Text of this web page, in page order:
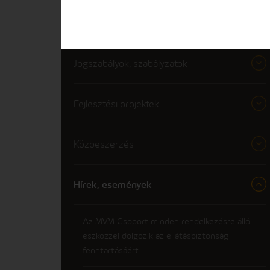
Jogszabályok, szabályzatok
Fejlesztési projektek
Közbeszerzés
Hírek, események
Az MVM Csoport minden rendelkezésre álló
eszközzel dolgozik az ellátásbiztonság
fenntartásáért